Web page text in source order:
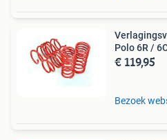
Polo 6R /
€ 119,95
Bezoek